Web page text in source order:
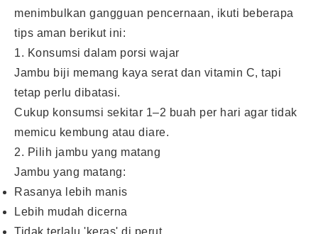
menimbulkan gangguan pencernaan, ikuti beberapa
tips aman berikut ini:
1. Konsumsi dalam porsi wajar
Jambu biji memang kaya serat dan vitamin C, tapi
tetap perlu dibatasi.
Cukup konsumsi sekitar 1–2 buah per hari agar tidak
memicu kembung atau diare.
2. Pilih jambu yang matang
Jambu yang matang:
Rasanya lebih manis
Lebih mudah dicerna
Tidak terlalu 'keras' di perut